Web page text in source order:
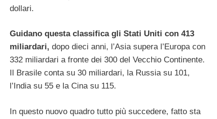
dollari.
Guidano questa classifica gli Stati Uniti con 413
miliardari, dopo dieci anni, l’Asia supera l’Europa con
332 miliardari a fronte dei 300 del Vecchio Continente.
Il Brasile conta su 30 miliardari, la Russia su 101,
l’India su 55 e la Cina su 115.
In questo nuovo quadro tutto più succedere, fatto sta